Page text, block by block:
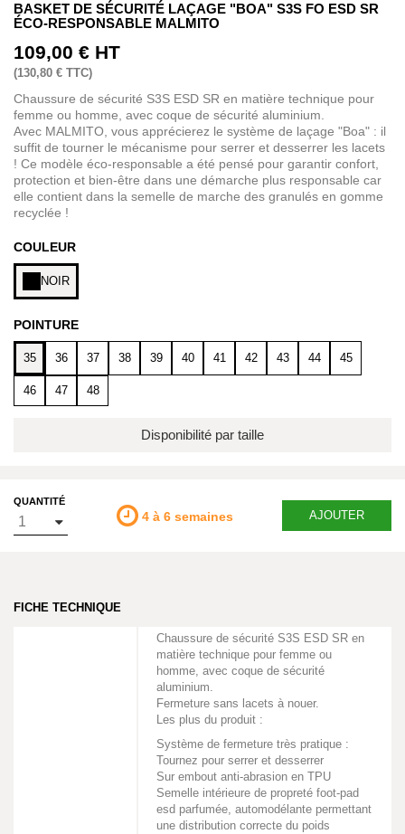
BASKET DE SÉCURITÉ LAÇAGE "BOA" S3S FO ESD SR
ÉCO-RESPONSABLE MALMITO
109,00 € HT
(130,80 € TTC)
Chaussure de sécurité S3S ESD SR en matière technique pour
femme ou homme, avec coque de sécurité aluminium.
Avec MALMITO, vous apprécierez le système de laçage "Boa" : il
suffit de tourner le mécanisme pour serrer et desserrer les lacets
! Ce modèle éco-responsable a été pensé pour garantir confort,
protection et bien-être dans une démarche plus responsable car
elle contient dans la semelle de marche des granulés en gomme
recyclée !
COULEUR
NOIR
POINTURE
35 36 37 38 39 40 41 42 43 44 45
46 47 48
Disponibilité par taille
QUANTITÉ
4 à 6 semaines AJOUTER
FICHE TECHNIQUE
Chaussure de sécurité S3S ESD SR en
matière technique pour femme ou
homme, avec coque de sécurité
aluminium.
Fermeture sans lacets à nouer.
Les plus du produit :
Système de fermeture très pratique :
Tournez pour serrer et desserrer
Sur embout anti-abrasion en TPU
Semelle intérieure de propreté foot-pad
esd parfumée, automodélante permettant
une distribution correcte du poids